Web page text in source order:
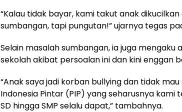
“Kalau tidak bayar, kami takut anak
sumbangan, tapi pungutan!” ujarnya tegas
Selain masalah sumbangan, ia juga
sekolah akibat persoalan ini dan kini enggan
“Anak saya jadi korban bullying dan tidak
Indonesia Pintar (PIP) yang seharusnya kami
SD hingga SMP selalu dapat,” tambahnya.